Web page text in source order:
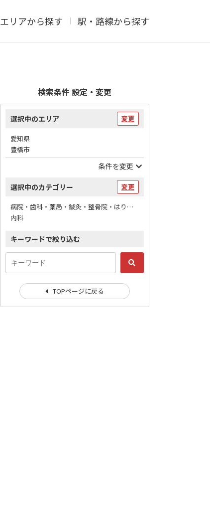
エリアから探す 駅・路線から探す
検索条件 設定・変更
選択中のエリア 変更
愛知県
豊橋市
条件を変更
選択中のカテゴリー 変更
病院・歯科・薬局・鍼灸・整骨院・はりマッサージ / 病院
内科
キーワードで絞り込む
TOPページに戻る